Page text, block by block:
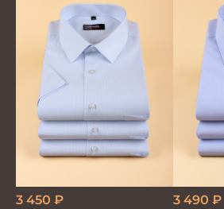
3 450 ₽ 3 490 ₽